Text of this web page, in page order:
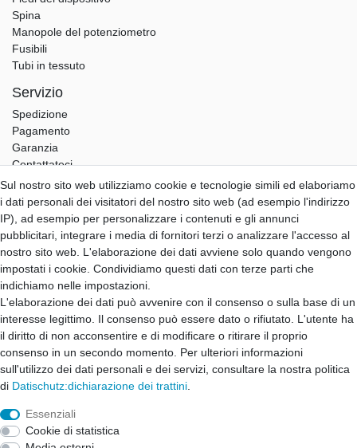
Spina
Manopole del potenziometro
Fusibili
Tubi in tessuto
Servizio
Spedizione
Pagamento
Garanzia
Contattateci
Hifi Lab
Chi siamo
Il mio account
Accedi
Registro
B2B Partner
B2B Richiesta
Diritto di cancellazione
Sul nostro sito web utilizziamo cookie e tecnologie simili ed elaboriamo
i dati personali dei visitatori del nostro sito web (ad esempio l'indirizzo
IP), ad esempio per personalizzare i contenuti e gli annunci
pubblicitari, integrare i media di fornitori terzi o analizzare l'accesso al
nostro sito web. L'elaborazione dei dati avviene solo quando vengono
impostati i cookie. Condividiamo questi dati con terze parti che
indichiamo nelle impostazioni.
L'elaborazione dei dati può avvenire con il consenso o sulla base di un
interesse legittimo. Il consenso può essere dato o rifiutato. L'utente ha
il diritto di non acconsentire e di modificare o ritirare il proprio
consenso in un secondo momento. Per ulteriori informazioni
sull'utilizzo dei dati personali e dei servizi, consultare la nostra politica
di Dati­schutz:dichiarazione dei trattini
Essenziali
Cookie di statistica